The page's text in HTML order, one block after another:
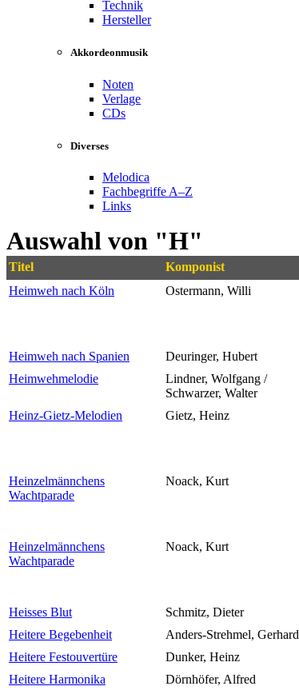
Technik
Hersteller
Akkordeonmusik
Noten
Verlage
CDs
Diverses
Melodica
Fachbegriffe A–Z
Links
Auswahl von "H"
Titel Komponist
Heimweh nach Köln
Ostermann, Willi
Heimweh nach Spanien Deuringer, Hubert
Heimwehmelodie
Lindner, Wolfgang /
Schwarzer, Walter
Heinz-Gietz-Melodien Gietz, Heinz
Heinzelmännchens
Wachtparade
Noack, Kurt
Heinzelmännchens
Wachtparade
Noack, Kurt
Heisses Blut
Schmitz, Dieter
Heitere Begebenheit
Anders-Strehmel, Gerhard
Heitere Festouvertüre
Dunker, Heinz
Heitere Harmonika
Dörnhöfer, Alfred